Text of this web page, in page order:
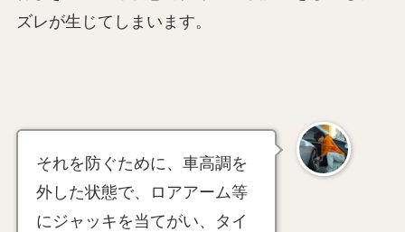
ズレが生じてしまいます。
それを防ぐために、車高調を
外した状態で、ロアアーム等
にジャッキを当てがい、タイ